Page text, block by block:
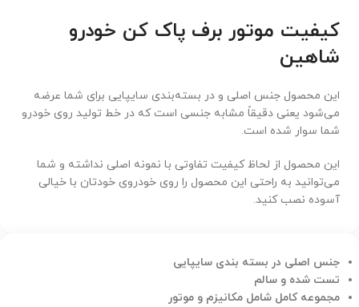
کیفیت موتور برف پاک کن خودرو
شاهین
این محصول جنس اصلی و در بسته‌بندی سایپایی برای شما عرضه
می‌شود یعنی دقیقاً مشابه جنسی است که در خط تولید روی خودرو
شما سوار شده است.
این محصول از لحاظ کیفیت تفاوتی با نمونه اصلی نداشته و شما
می‌توانید به راحتی این محصول را روی خودروی خودتان با خیالی
آسوده نصب کنید.
جنس اصلی در بسته بندی سایپایی
تست شده و سالم
مجموعه کامل شامل مکانیزم و موتور